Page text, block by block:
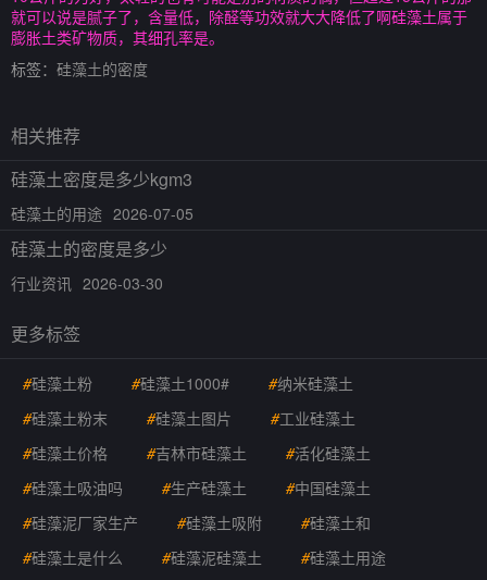
就可以说是腻子了，含量低，除醛等功效就大大降低了啊硅藻土属于
膨胀土类矿物质，其细孔率是。
标签： 硅藻土的密度
相关推荐
硅藻土密度是多少kgm3
硅藻土的用途 2026-07-05
硅藻土的密度是多少
行业资讯 2026-03-30
更多标签
#硅藻土粉 #硅藻土1000# #纳米硅藻土
#硅藻土粉末 #硅藻土图片 #工业硅藻土
#硅藻土价格 #吉林市硅藻土 #活化硅藻土
#硅藻土吸油吗 #生产硅藻土 #中国硅藻土
#硅藻泥厂家生产 #硅藻土吸附 #硅藻土和
#硅藻土是什么 #硅藻泥硅藻土 #硅藻土用途